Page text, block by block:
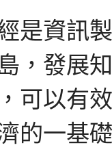
是資訊
，發展
可以有
的一基